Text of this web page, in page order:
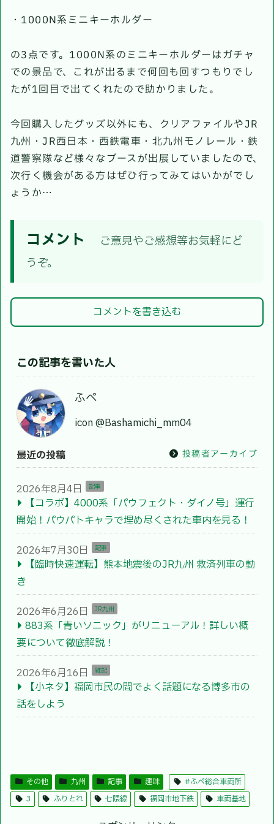
・1000N系ミニキーホルダー
の3点です。1000N系のミニキーホルダーはガチャ
での景品で、これが出るまで何回も回すつもりでし
たが1回目で出てくれたので助かりました。
今回購入したグッズ以外にも、クリアファイルやJR
九州・JR西日本・西鉄電車・北九州モノレール・鉄
道警察隊など様々なブースが出展していましたので、
次行く機会がある方はぜひ行ってみてはいかがでし
ょうか…
コメント
ご意見やご感想等お気軽にど
うぞ。
コメントを書き込む
この記事を書いた人
ふぺ
icon @Bashamichi_mm04
最近の投稿 投稿者アーカイブ
2026年8月4日 記事
【コラボ】4000系「パウフェクト・ダイノ号」運行
開始！パウパトキャラで埋め尽くされた車内を見る！
2026年7月30日 記事
【臨時快速運転】熊本地震後のJR九州 救済列車の動
き
2026年6月26日 JR九州
883系「青いソニック」がリニューアル！詳しい概
要について徹底解説！
2026年6月16日 雑記
【小ネタ】福岡市民の間でよく話題になる博多市の
話をしよう
その他 九州 記事 趣味
#ふぺ総合車両所
3
ふりとれ 七隈線 福岡市地下鉄 車両基地